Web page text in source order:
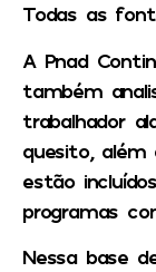
Todas as
A Pnad
também
trabalhador
quesito,
estão
programas
Nessa base